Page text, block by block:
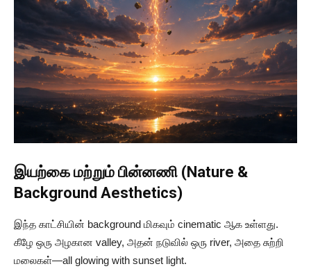
இயற்கை மற்றும் பின்னணி (Nature &
Background Aesthetics)
இந்த காட்சியின் background மிகவும் cinematic ஆக உள்ளது.
கீழே ஒரு அழகான valley, அதன் நடுவில் ஒரு river, அதை சுற்றி
மலைகள்—all glowing with sunset light.